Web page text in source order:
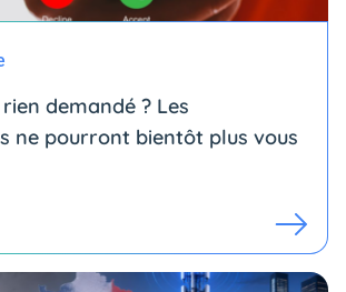
rien demandé ? Les
ne pourront bientôt plus vous